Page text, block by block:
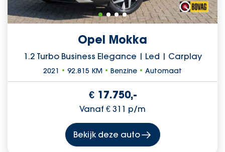
Opel Mokka
1.2 Turbo Business Elegance | Led | Carplay
2021 • 92.815 KM • Benzine • Automaat
€ 17.750,-
Vanaf € 311 p/m
Bekijk deze auto